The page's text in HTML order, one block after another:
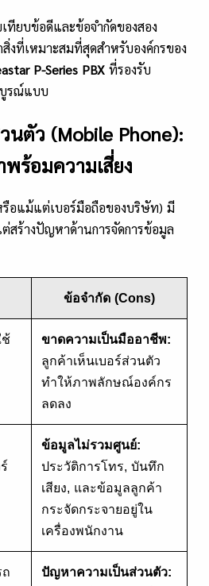
ทียบข้อดีและข้อจำกัดของสอง
งที่เหมาะสมที่สุดสำหรับองค์กรของ
P-Series PBX ที่รองรับ
บูรณ์แบบ
ตัว (Mobile Phone):
ร้อมความเสี่ยง
อแม้แต่เบอร์มือถือของบริษัท) มี
สร้างปัญหาด้านการจัดการข้อมูล
ข้อจำกัด (Cons)
ขาดความเป็นมืออาชีพ:
ลูกค้าเห็นเบอร์ส่วนตัว
ทำให้ภาพลักษณ์องค์กร
ลดลง
ข้อมูลไม่รวมศูนย์:
ประวัติการโทร, บันทึก
เสียง, และข้อมูลลูกค้า
กระจัดกระจายอยู่ใน
เครื่องพนักงาน
ถ
ปัญหาความเป็นส่วนตัว: